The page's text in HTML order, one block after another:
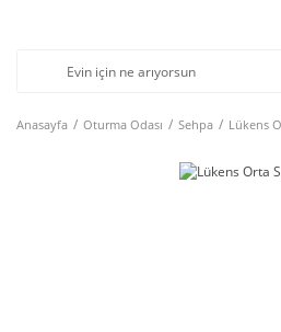
Anasayfa Oturma Odası Sehpa Lükens